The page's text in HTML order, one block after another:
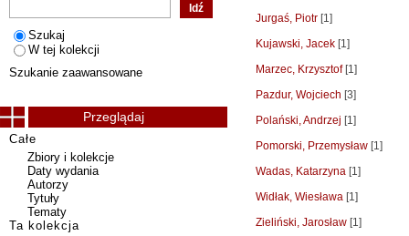
Jurgaś, Piotr [1]
Kujawski, Jacek [1]
Marzec, Krzysztof[1]
Pazdur, Wojciech [3]
Polański, Andrzej [1]
Pomorski, Przemysław [1]
Wadas, Katarzyna [1]
Widłak, Wiesława [1]
Zieliński, Jarosław [1]
Szukaj
W tej kolekcji
Szukanie zaawansowane
Przeglądaj
Całe
Zbiory i kolekcje
Daty wydania
Autorzy
Tytuły
Tematy
Ta kolekcja